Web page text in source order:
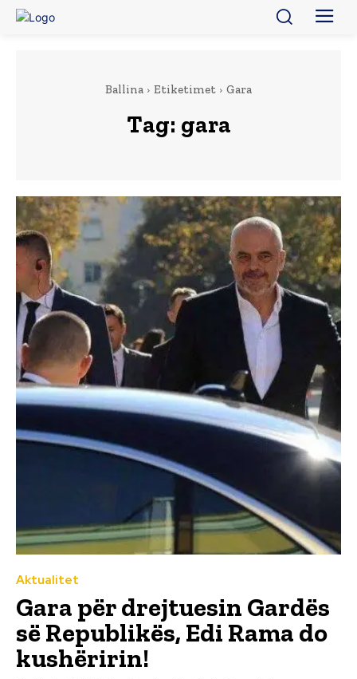
Ballina Etiketimet Gara
Tag: gara
Aktualitet
Gara për drejtuesin Gardës
së Republikës, Edi Rama do
kushëririn!